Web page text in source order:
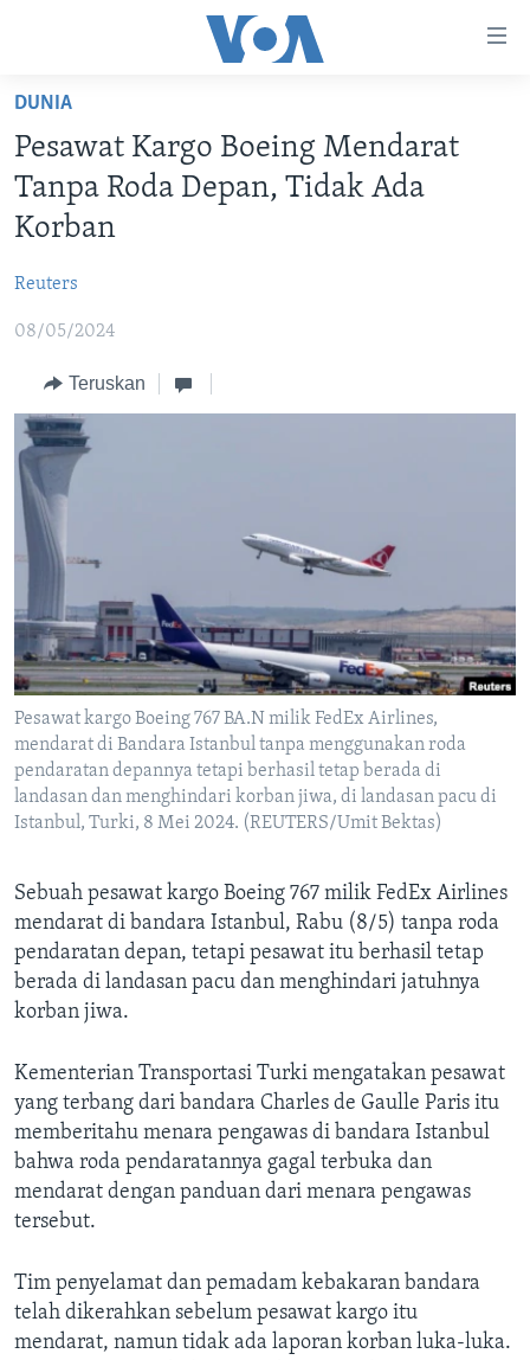
Akses
Lanjut
ke
Konten
Utama
ke
Utama
Lanjut
Pencarian
VIDEO
DAFTAR PROGRAM
IKUTI KAMI
Bahasa-bahasa
DUNIA
Pesawat Kargo Boeing Mendarat
Tanpa Roda Depan, Tidak Ada
Korban
Reuters
08/05/2024
Teruskan
Pesawat kargo Boeing 767 BA.N milik FedEx Airlines,
mendarat di Bandara Istanbul tanpa menggunakan roda
pendaratan depannya tetapi berhasil tetap berada di
landasan dan menghindari korban jiwa, di landasan pacu di
Istanbul, Turki, 8 Mei 2024. (REUTERS/Umit Bektas)
Sebuah pesawat kargo Boeing 767 milik FedEx Airlines
mendarat di bandara Istanbul, Rabu (8/5) tanpa roda
pendaratan depan, tetapi pesawat itu berhasil tetap
berada di landasan pacu dan menghindari jatuhnya
korban jiwa.
Kementerian Transportasi Turki mengatakan pesawat
yang terbang dari bandara Charles de Gaulle Paris itu
memberitahu menara pengawas di bandara Istanbul
bahwa roda pendaratannya gagal terbuka dan
mendarat dengan panduan dari menara pengawas
tersebut.
Tim penyelamat dan pemadam kebakaran bandara
telah dikerahkan sebelum pesawat kargo itu
mendarat, namun tidak ada laporan korban luka-luka.